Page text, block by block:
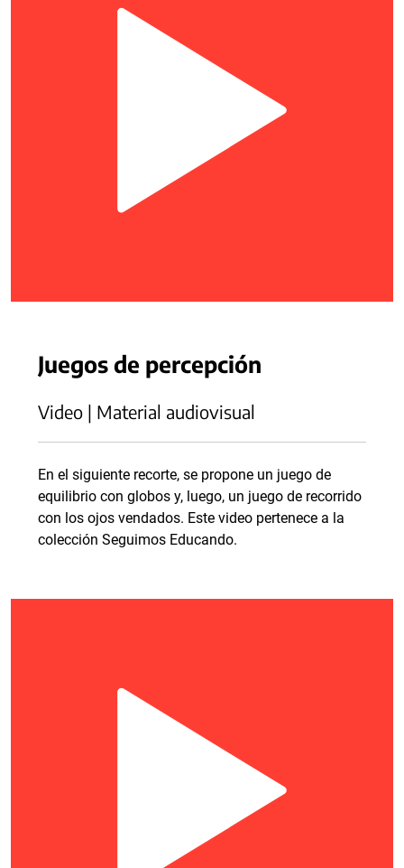
Juegos de percepción
Video | Material audiovisual
En el siguiente recorte, se propone un juego de
equilibrio con globos y, luego, un juego de recorrido
con los ojos vendados. Este video pertenece a la
colección Seguimos Educando.